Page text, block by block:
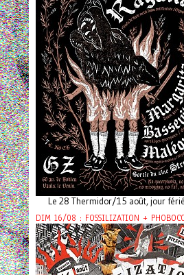
Le 28 Thermidor/15 août, jour férié
DIM 16/08 : FOSSILIZATION +